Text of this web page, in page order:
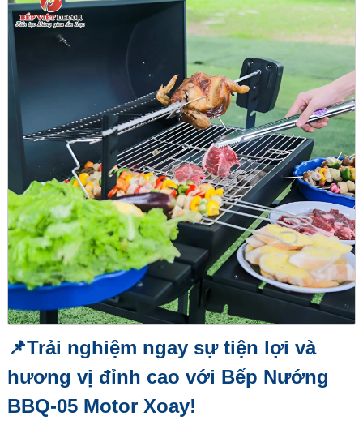
📌Trải nghiệm ngay sự tiện lợi và
hương vị đỉnh cao với Bếp Nướng
BBQ-05 Motor Xoay!